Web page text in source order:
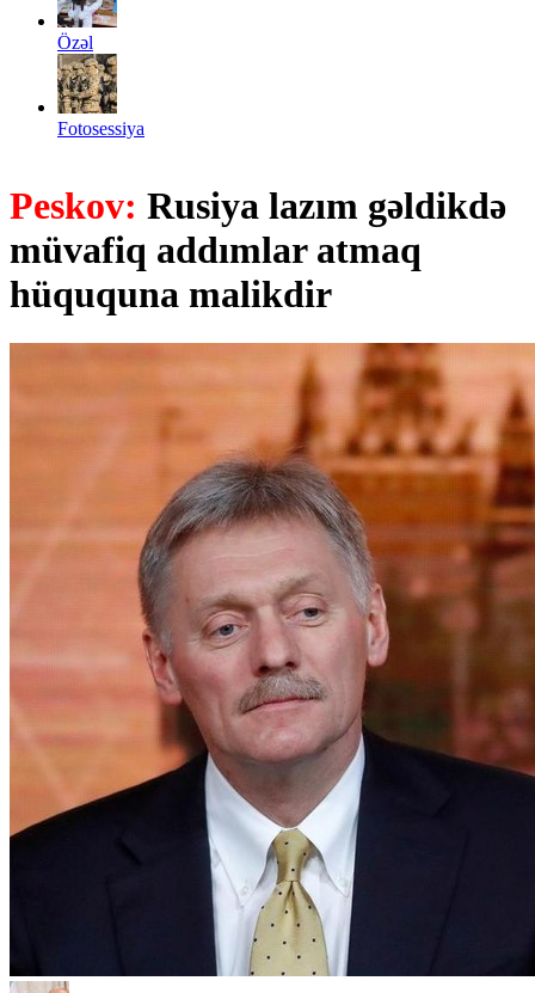
Özəl
Fotosessiya
Peskov: Rusiya lazım gəldikdə
müvafiq addımlar atmaq
hüququna malikdir